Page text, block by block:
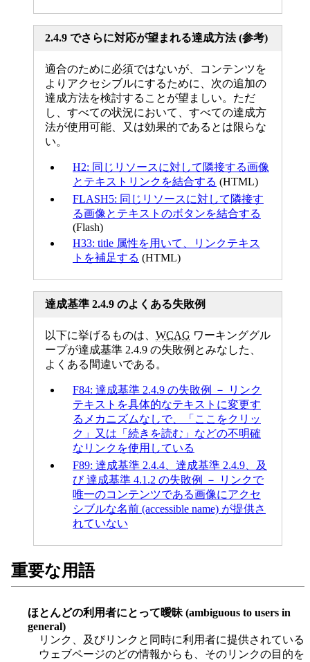
2.4.9 でさらに対応が望まれる達成方法 (参考)
適合のために必須ではないが、コンテンツを
よりアクセシブルにするために、次の追加の
達成方法を検討することが望ましい。ただ
し、すべての状況において、すべての達成方
法が使用可能、又は効果的であるとは限らな
い。
H2: 同じリソースに対して隣接する画像
とテキストリンクを結合する (HTML)
FLASH5: 同じリソースに対して隣接す
る画像とテキストのボタンを結合する
(Flash)
H33: title 属性を用いて、リンクテキス
トを補足する (HTML)
達成基準 2.4.9 のよくある失敗例
以下に挙げるものは、 WCAG ワーキンググル
ープが達成基準 2.4.9 の失敗例とみなした、
よくある間違いである。
F84: 達成基準 2.4.9 の失敗例 － リンク
テキストを具体的なテキストに変更す
るメカニズムなしで、「ここをクリッ
ク」又は「続きを読む」などの不明確
なリンクを使用している
F89: 達成基準 2.4.4、達成基準 2.4.9、及
び 達成基準 4.1.2 の失敗例 － リンクで
唯一のコンテンツである画像にアクセ
シブルな名前 (accessible name) が提供さ
れていない
重要な用語
ほとんどの利用者にとって曖昧 (ambiguous to users in
general)
リンク、及びリンクと同時に利用者に提供されている
ウェブページのどの情報からも、そのリンクの目的を